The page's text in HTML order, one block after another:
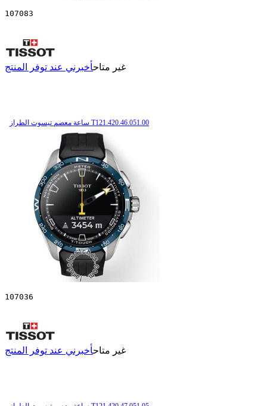
107083
غير متاحأخبرني عند توفر المنتج
ساعة معصم تیسوت الطراز T121.420.46.051.00
107036
غير متاحأخبرني عند توفر المنتج